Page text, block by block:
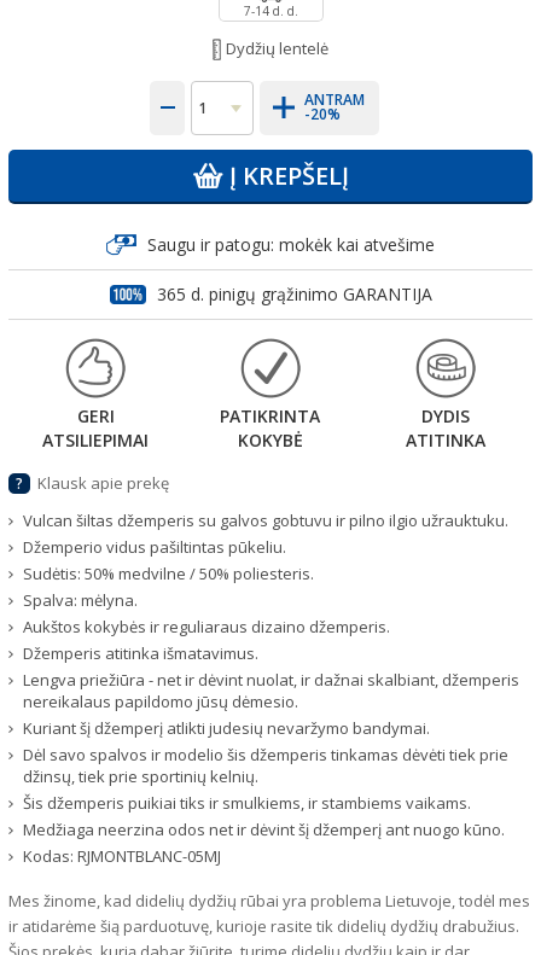
7-14 d. d.
Dydžių lentelė
ANTRAM
-20%
Į KREPŠELĮ
Saugu ir patogu: mokėk kai atvešime
365 d. pinigų grąžinimo GARANTIJA
GERI
ATSILIEPIMAI
PATIKRINTA
KOKYBĖ
DYDIS
ATITINKA
?
Klausk apie prekę
Vulcan šiltas džemperis su galvos gobtuvu ir pilno ilgio užrauktuku.
Džemperio vidus pašiltintas pūkeliu.
Sudėtis: 50% medvilne / 50% poliesteris.
Spalva: mėlyna.
Aukštos kokybės ir reguliaraus dizaino džemperis.
Džemperis atitinka išmatavimus.
Lengva priežiūra - net ir dėvint nuolat, ir dažnai skalbiant, džemperis
nereikalaus papildomo jūsų dėmesio.
Kuriant šį džemperį atlikti judesių nevaržymo bandymai.
Dėl savo spalvos ir modelio šis džemperis tinkamas dėvėti tiek prie
džinsų, tiek prie sportinių kelnių.
Šis džemperis puikiai tiks ir smulkiems, ir stambiems vaikams.
Medžiaga neerzina odos net ir dėvint šį džemperį ant nuogo kūno.
Kodas: RJMONTBLANC-05MJ
Mes žinome, kad didelių dydžių rūbai yra problema Lietuvoje, todėl mes
ir atidarėme šią parduotuvę, kurioje rasite tik didelių dydžių drabužius.